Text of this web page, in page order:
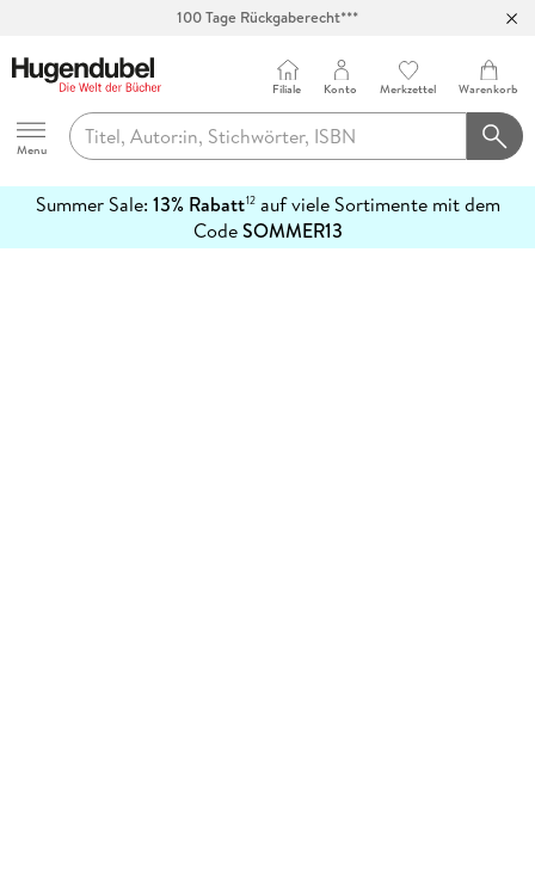
100 Tage Rückgaberecht***
Hugendubel
Menu
Filiale Konto Merkzettel Warenkorb
Summer Sale: 13% Rabatt12auf viele Sortimente mit dem
CodeSOMMER13
erfahren